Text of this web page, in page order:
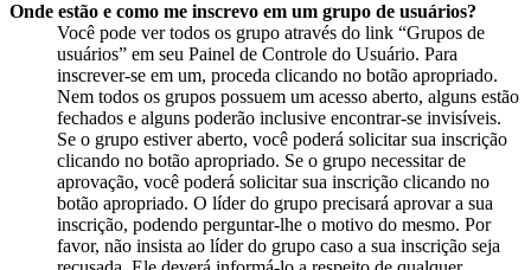
Onde estão e como me inscrevo em um grupo de usuários?
Você pode ver todos os grupo através do link “Grupos de
usuários” em seu Painel de Controle do Usuário. Para
inscrever-se em um, proceda clicando no botão apropriado.
Nem todos os grupos possuem um acesso aberto, alguns estão
fechados e alguns poderão inclusive encontrar-se invisíveis.
Se o grupo estiver aberto, você poderá solicitar sua inscrição
clicando no botão apropriado. Se o grupo necessitar de
aprovação, você poderá solicitar sua inscrição clicando no
botão apropriado. O líder do grupo precisará aprovar a sua
inscrição, podendo perguntar-lhe o motivo do mesmo. Por
favor, não insista ao líder do grupo caso a sua inscrição seja